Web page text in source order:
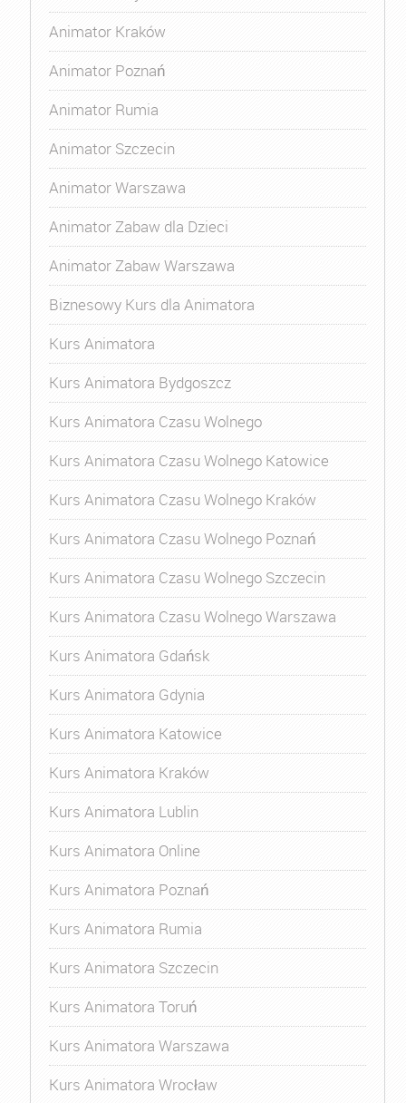
Animator Kraków
Animator Poznań
Animator Rumia
Animator Szczecin
Animator Warszawa
Animator Zabaw dla Dzieci
Animator Zabaw Warszawa
Biznesowy Kurs dla Animatora
Kurs Animatora
Kurs Animatora Bydgoszcz
Kurs Animatora Czasu Wolnego
Kurs Animatora Czasu Wolnego Katowice
Kurs Animatora Czasu Wolnego Kraków
Kurs Animatora Czasu Wolnego Poznań
Kurs Animatora Czasu Wolnego Szczecin
Kurs Animatora Czasu Wolnego Warszawa
Kurs Animatora Gdańsk
Kurs Animatora Gdynia
Kurs Animatora Katowice
Kurs Animatora Kraków
Kurs Animatora Lublin
Kurs Animatora Online
Kurs Animatora Poznań
Kurs Animatora Rumia
Kurs Animatora Szczecin
Kurs Animatora Toruń
Kurs Animatora Warszawa
Kurs Animatora Wrocław